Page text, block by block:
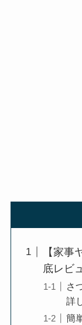
【家事
底レビ
さ
詳
簡